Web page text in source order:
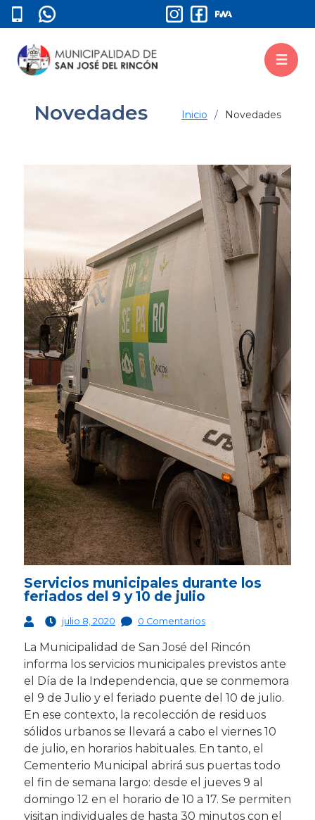
Novedades Inicio Novedades
Servicios municipales durante los
feriados del 9 y 10 de julio
julio 8, 2020 0 Comentarios
La Municipalidad de San José del Rincón
informa los servicios municipales previstos ante
el Día de la Independencia, que se conmemora
el 9 de Julio y el feriado puente del 10 de julio.
En ese contexto, la recolección de residuos
sólidos urbanos se llevará a cabo el viernes 10
de julio, en horarios habituales. En tanto, el
Cementerio Municipal abrirá sus puertas todo
el fin de semana largo: desde el jueves 9 al
domingo 12 en el horario de 10 a 17. Se permiten
visitan individuales de hasta 30 minutos con el